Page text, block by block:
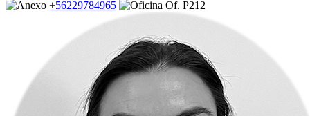
+56229784965
Of. P212